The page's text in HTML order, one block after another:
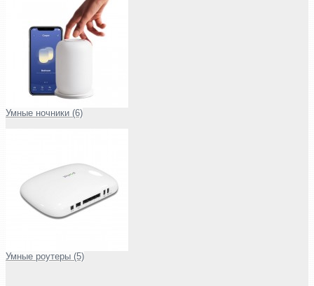
Умные ночники (6)
Умные роутеры (5)